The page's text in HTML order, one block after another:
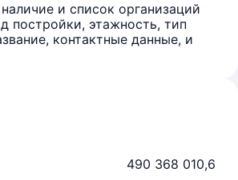
и список организаций
постройки, этажность, тип
контактные данные, и
490 368 010,6